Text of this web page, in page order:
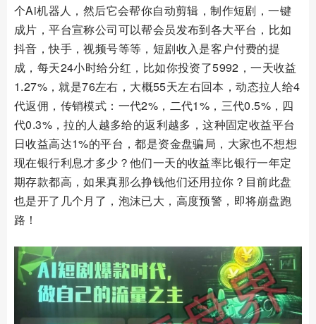
个Ai机器人，然后它会帮你自动剪辑，制作短剧，一键
成片，平台宣称公司可以帮会员发布到各大平台，比如
抖音，快手，视频号等等，短剧收入是客户付费的提
成，每天24小时给分红，比如你投资了5992，一天收益
1.27%，就是76左右，大概55天左右回本，动态拉人给4
代返佣，传销模式：一代2%，二代1%，三代0.5%，四
代0.3%，拉的人越多给的返利越多，这种固定收益平台
日收益高达1%的平台，都是资金盘骗局，大家也不想想
现在银行利息才多少？他们一天的收益率比银行一年定
期存款都高，如果真那么挣钱他们还用拉你？目前此盘
也是开了几个月了，泡沫已大，高度预警，即将崩盘跑
路！